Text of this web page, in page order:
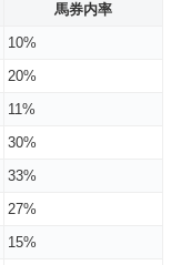
馬券内率
10%
20%
11%
30%
33%
27%
15%